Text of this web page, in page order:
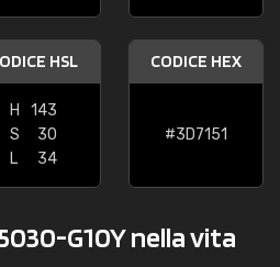
HSL
H
143
S
30
L
34
CODICE HEX
#3D7151
G10Y nella vita